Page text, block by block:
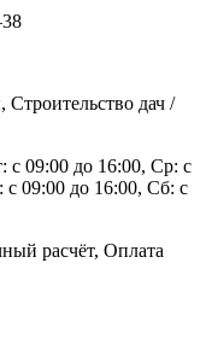
Строительство дач /
с 09:00 до 16:00, Ср: с
с 09:00 до 16:00, Сб: с
расчёт, Оплата